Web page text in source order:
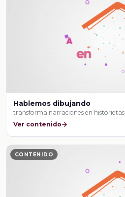
Hablemos dibujando
transforma narraciones en historietas.
Ver contenido
CONTENIDO